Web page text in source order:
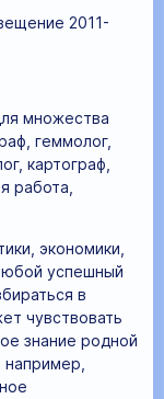
2011-
множества
геммолог,
картограф,
работа,
экономики,
успешный
в
чувствовать
знание родной